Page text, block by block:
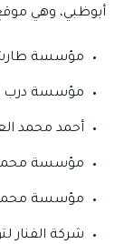
أبوظبي، وهي
مؤسسة طارش
مؤسسة درب
أحمد محمد
مؤسسة محمد
مؤسسة محمد
شركة الفنار